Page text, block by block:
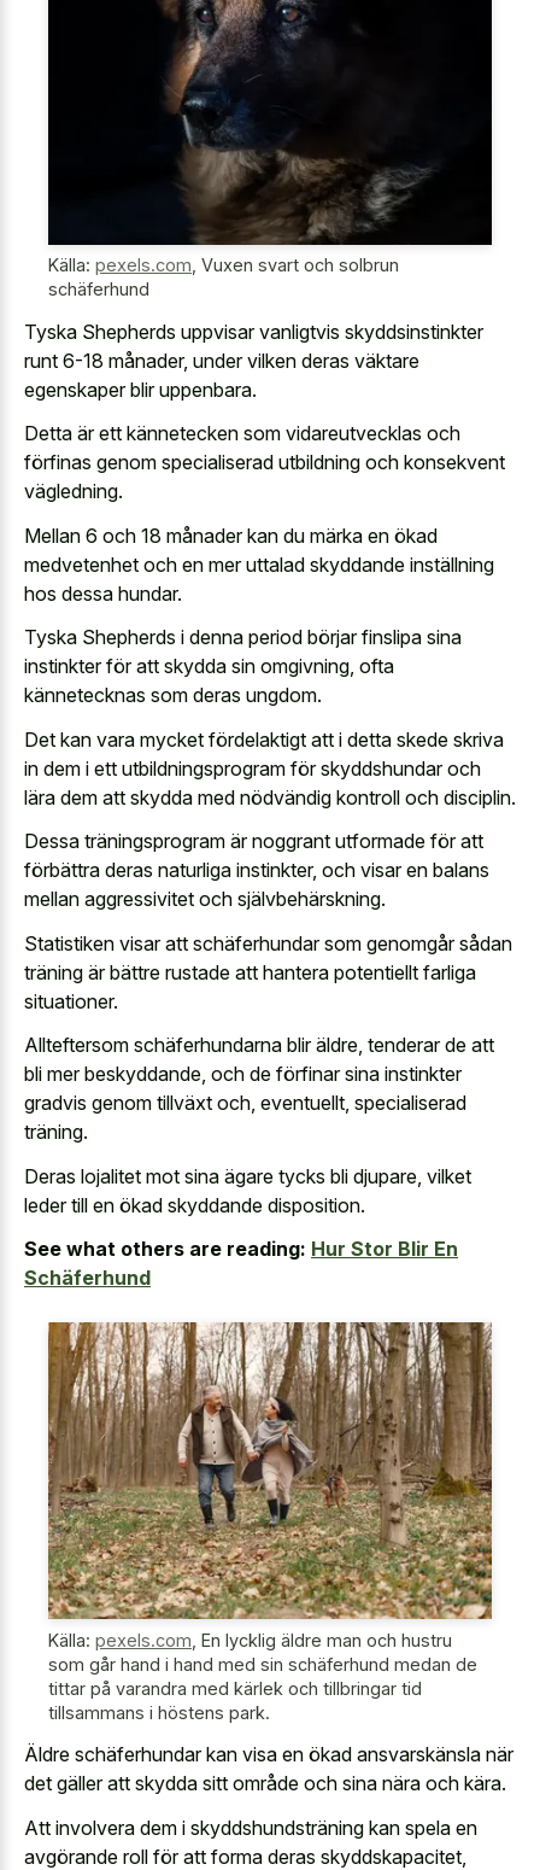
Källa: pexels.com, Vuxen svart och solbrun
schäferhund
Tyska Shepherds uppvisar vanligtvis skyddsinstinkter
runt 6-18 månader, under vilken deras väktare
egenskaper blir uppenbara.
Detta är ett kännetecken som vidareutvecklas och
förfinas genom specialiserad utbildning och konsekvent
vägledning.
Mellan 6 och 18 månader kan du märka en ökad
medvetenhet och en mer uttalad skyddande inställning
hos dessa hundar.
Tyska Shepherds i denna period börjar finslipa sina
instinkter för att skydda sin omgivning, ofta
kännetecknas som deras ungdom.
Det kan vara mycket fördelaktigt att i detta skede skriva
in dem i ett utbildningsprogram för skyddshundar och
lära dem att skydda med nödvändig kontroll och disciplin.
Dessa träningsprogram är noggrant utformade för att
förbättra deras naturliga instinkter, och visar en balans
mellan aggressivitet och självbehärskning.
Statistiken visar att schäferhundar som genomgår sådan
träning är bättre rustade att hantera potentiellt farliga
situationer.
Allteftersom schäferhundarna blir äldre, tenderar de att
bli mer beskyddande, och de förfinar sina instinkter
gradvis genom tillväxt och, eventuellt, specialiserad
träning.
Deras lojalitet mot sina ägare tycks bli djupare, vilket
leder till en ökad skyddande disposition.
See what others are reading: Hur Stor Blir En
Schäferhund
Källa: pexels.com En lycklig äldre man och hustru
som går hand i hand med sin schäferhund medan de
tittar på varandra med kärlek och tillbringar tid
tillsammans i höstens park.
Äldre schäferhundar kan visa en ökad ansvarskänsla när
det gäller att skydda sitt område och sina nära och kära.
Att involvera dem i skyddshundsträning kan spela en
avgörande roll för att forma deras skyddskapacitet,